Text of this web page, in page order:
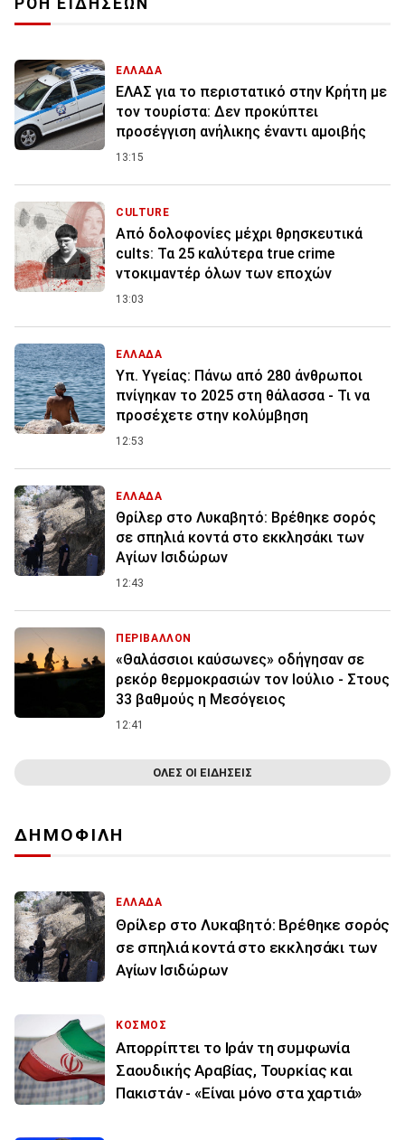
ΕΛΛΑΔΑ
ΕΛΑΣ για το περιστατικό στην Κρήτη με
τον τουρίστα: Δεν προκύπτει
προσέγγιση ανήλικης έναντι αμοιβής
13:15
CULTURE
Από δολοφονίες μέχρι θρησκευτικά
cults: Τα 25 καλύτερα true crime
ντοκιμαντέρ όλων των εποχών
13:03
ΕΛΛΑΔΑ
Υπ. Υγείας: Πάνω από 280 άνθρωποι
πνίγηκαν το 2025 στη θάλασσα - Τι να
προσέχετε στην κολύμβηση
12:53
ΕΛΛΑΔΑ
Θρίλερ στο Λυκαβητό: Βρέθηκε σορός
σε σπηλιά κοντά στο εκκλησάκι των
Αγίων Ισιδώρων
12:43
ΠΕΡΙΒΑΛΛΟΝ
«Θαλάσσιοι καύσωνες» οδήγησαν σε
ρεκόρ θερμοκρασιών τον Ιούλιο - Στους
33 βαθμούς η Μεσόγειος
12:41
ΟΛΕΣ ΟΙ ΕΙΔΗΣΕΙΣ
ΔΗΜΟΦΙΛΗ
ΕΛΛΑΔΑ
Θρίλερ στο Λυκαβητό: Βρέθηκε σορός
σε σπηλιά κοντά στο εκκλησάκι των
Αγίων Ισιδώρων
ΚΟΣΜΟΣ
Απορρίπτει το Ιράν τη συμφωνία
Σαουδικής Αραβίας, Τουρκίας και
Πακιστάν - «Είναι μόνο στα χαρτιά»